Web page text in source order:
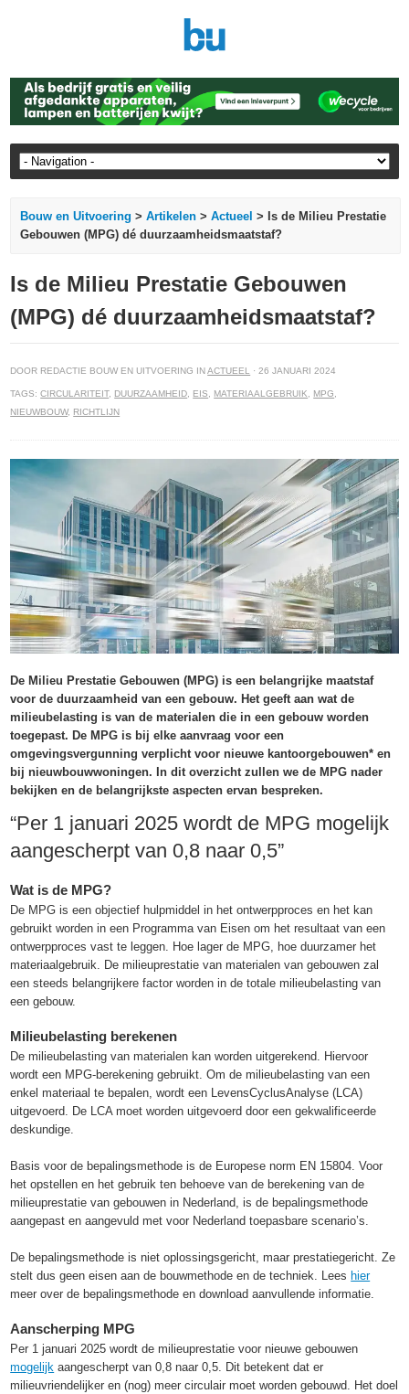
Bouw en Uitvoering >Artikelen >Actueel > Is de Milieu Prestatie
Gebouwen (MPG) dé duurzaamheidsmaatstaf?
Is de Milieu Prestatie Gebouwen
(MPG) dé duurzaamheidsmaatstaf?
DOOR REDACTIE BOUW EN UITVOERING INACTUEEL · 26 JANUARI 2024
TAGS:CIRCULARITEIT, DUURZAAMHEID, EIS, MATERIAALGEBRUIK, MPG,
NIEUWBOUW, RICHTLIJN
De Milieu Prestatie Gebouwen (MPG) is een belangrijke maatstaf
voor de duurzaamheid van een gebouw. Het geeft aan wat de
milieubelasting is van de materialen die in een gebouw worden
toegepast. De MPG is bij elke aanvraag voor een
omgevingsvergunning verplicht voor nieuwe kantoorgebouwen* en
bij nieuwbouwwoningen. In dit overzicht zullen we de MPG nader
bekijken en de belangrijkste aspecten ervan bespreken.
“Per 1 januari 2025 wordt de MPG mogelijk
aangescherpt van 0,8 naar 0,5”
Wat is de MPG?
De MPG is een objectief hulpmiddel in het ontwerpproces en het kan
gebruikt worden in een Programma van Eisen om het resultaat van een
ontwerpproces vast te leggen. Hoe lager de MPG, hoe duurzamer het
materiaalgebruik. De milieuprestatie van materialen van gebouwen zal
een steeds belangrijkere factor worden in de totale milieubelasting van
een gebouw.
Milieubelasting berekenen
De milieubelasting van materialen kan worden uitgerekend. Hiervoor
wordt een MPG-berekening gebruikt. Om de milieubelasting van een
enkel materiaal te bepalen, wordt een LevensCyclusAnalyse (LCA)
uitgevoerd. De LCA moet worden uitgevoerd door een gekwalificeerde
deskundige.
Basis voor de bepalingsmethode is de Europese norm EN 15804. Voor
het opstellen en het gebruik ten behoeve van de berekening van de
milieuprestatie van gebouwen in Nederland, is de bepalingsmethode
aangepast en aangevuld met voor Nederland toepasbare scenario’s.
De bepalingsmethode is niet oplossingsgericht, maar prestatiegericht. Ze
stelt dus geen eisen aan de bouwmethode en de techniek. Lees hier
meer over de bepalingsmethode en download aanvullende informatie.
Aanscherping MPG
Per 1 januari 2025 wordt de milieuprestatie voor nieuwe gebouwen
mogelijk aangescherpt van 0,8 naar 0,5. Dit betekent dat er
milieuvriendelijker en (nog) meer circulair moet worden gebouwd. Het doel